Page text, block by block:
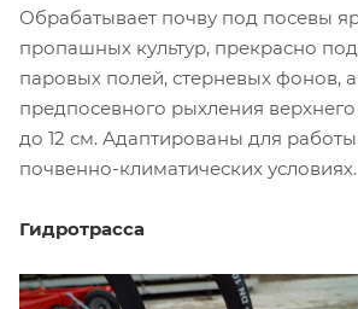
Обрабатывает почву под посевы
пропашных культур, прекрасно
паровых полей, стерневых фонов,
предпосевного рыхления
до 12 см. Адаптированы для
почвенно-климатических условиях.
Гидротрасса